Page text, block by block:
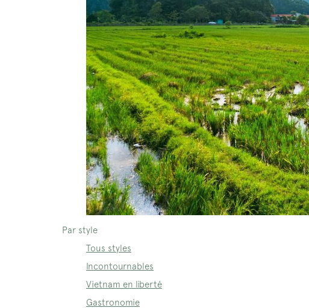
Par style
Tous styles
Incontournables
Vietnam en liberté
Gastronomie